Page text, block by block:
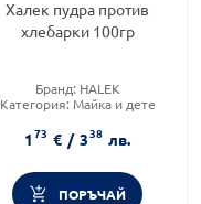
Халек пудра против
хлебарки 100гр
Бранд: HALEK
Категория: Майка и дете
173 € / 338 лв.
ПОРЪЧАЙ